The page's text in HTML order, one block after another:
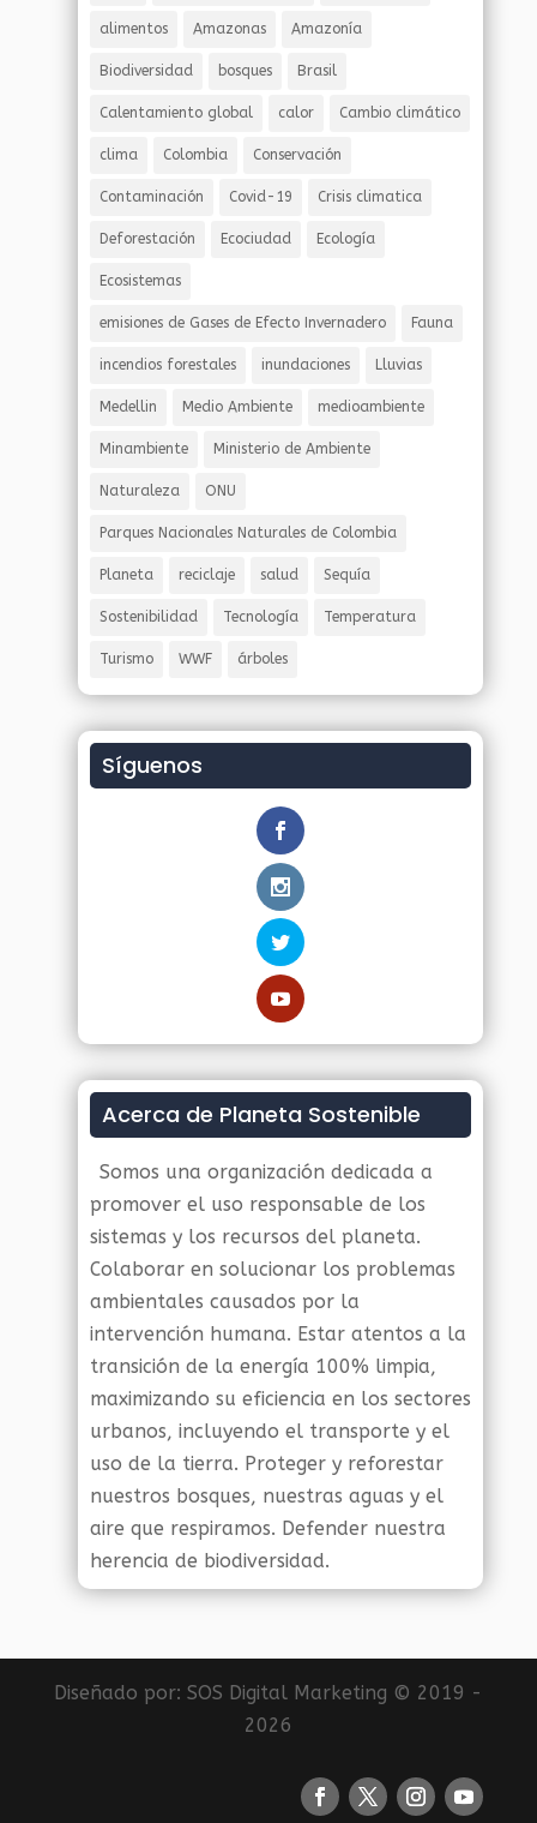
alimentos Amazonas Amazonía
Biodiversidad bosques Brasil
Calentamiento global calor Cambio climático
clima Colombia Conservación
Contaminación Covid-19 Crisis climatica
Deforestación Ecociudad Ecología
Ecosistemas
emisiones de Gases de Efecto Invernadero Fauna
incendios forestales inundaciones Lluvias
Medellin Medio Ambiente medioambiente
Minambiente Ministerio de Ambiente
Naturaleza ONU
Parques Nacionales Naturales de Colombia
Planeta reciclaje salud Sequía
Sostenibilidad Tecnología Temperatura
Turismo WWF árboles
Síguenos
Acerca de Planeta Sostenible
Somos una organización dedicada a
promover el uso responsable de los
sistemas y los recursos del planeta.
Colaborar en solucionar los problemas
ambientales causados por la
intervención humana. Estar atentos a la
transición de la energía 100% limpia,
maximizando su eficiencia en los sectores
urbanos, incluyendo el transporte y el
uso de la tierra. Proteger y reforestar
nuestros bosques, nuestras aguas y el
aire que respiramos. Defender nuestra
herencia de biodiversidad.
Diseñado por:SOS Digital Marketing © 2019 -
2026